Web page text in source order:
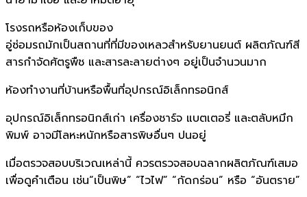
โรงรถหรือห้องเก็บของ
อู่ซ่อมรถมักเป็นสถานที่ที่มีของเหลวสำหรับยานยนต์ ผลิตภัณฑ์สี
สารกำจัดศัตรูพืช และสารละลายต่างๆ อยู่เป็นจำนวนมาก
ห้องทำงานที่บ้านหรือพื้นที่อุปกรณ์อิเล็กทรอนิกส์
อุปกรณ์อิเล็กทรอนิกส์เก่า เครื่องชาร์จ แบตเตอรี่ และตลับหมึก
พิมพ์ อาจมีโลหะหนักหรือสารพิษอื่นๆ ปนอยู่
เมื่อตรวจสอบบริเวณเหล่านี้ ควรตรวจสอบฉลากผลิตภัณฑ์เสมอ
เพื่อดูคำเตือน เช่น“เป็นพิษ” “ไวไฟ” “กัดกร่อน” หรือ “อันตราย”